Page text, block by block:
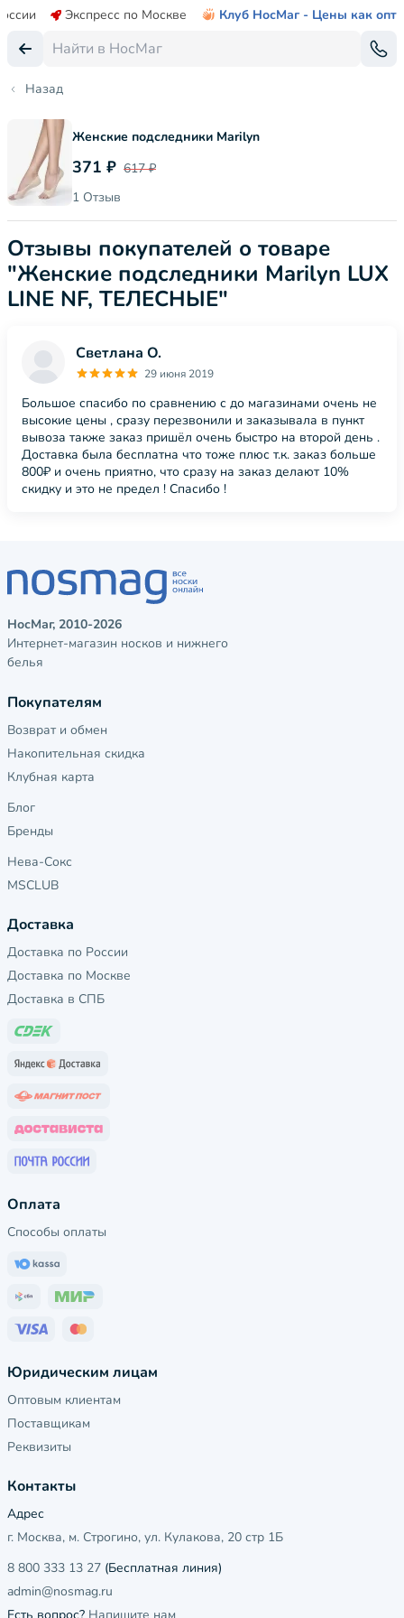
Экспресс по Москве Клуб НосМаг - Цены как опт
Назад
Женские подследники Marilyn
371 ₽ 617 ₽
1 Отзыв
Отзывы покупателей о товаре
"Женские подследники Marilyn LUX
LINE NF, ТЕЛЕСНЫЕ"
Светлана О.
29 июня 2019
Большое спасибо по сравнению с до магазинами очень не
высокие цены , сразу перезвонили и заказывала в пункт
вывоза также заказ пришёл очень быстро на второй день .
Доставка была бесплатна что тоже плюс т.к. заказ больше
800₽ и очень приятно, что сразу на заказ делают 10%
скидку и это не предел ! Спасибо !
НосМаг, 2010-2026
Интернет-магазин носков и нижнего
белья
Покупателям
Возврат и обмен
Накопительная скидка
Клубная карта
Блог
Бренды
Нева-Сокс
MSCLUB
Доставка
Доставка по России
Доставка по Москве
Доставка в СПБ
Оплата
Способы оплаты
Юридическим лицам
Оптовым клиентам
Поставщикам
Реквизиты
Контакты
Адрес
г. Москва, м. Строгино, ул. Кулакова, 20 стр 1Б
8 800 333 13 27 (Бесплатная линия)
admin@nosmag.ru